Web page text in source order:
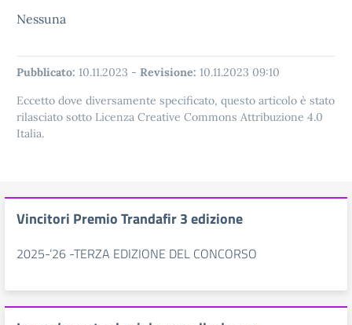
Nessuna
Pubblicato: 10.11.2023 - Revisione: 10.11.2023 09:10
Eccetto dove diversamente specificato, questo articolo è stato
rilasciato sotto Licenza Creative Commons Attribuzione 4.0
Italia.
Vincitori Premio Trandafir 3 edizione
2025-’26 -TERZA EDIZIONE DEL CONCORSO